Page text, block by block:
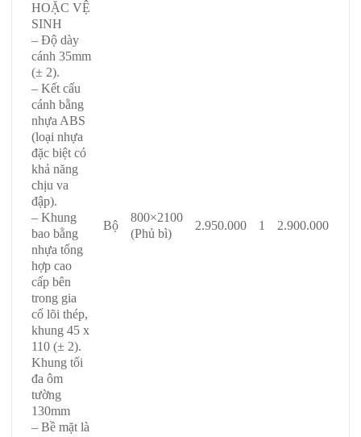
HOẶC VỆ
SINH
– Độ dày
cánh 35mm
(± 2).
– Kết cấu
cánh bằng
nhựa ABS
(loại nhựa
đặc biệt có
khả năng
chịu va
đập).
– Khung
bao bằng
nhựa tổng
hợp cao
cấp bên
trong gia
cố lõi thép,
khung 45 x
110 (± 2).
Khung tối
đa ôm
tường
130mm
– Bề mặt là
Bộ
800×2100
(Phủ bì)
2.950.000 1 2.900.000